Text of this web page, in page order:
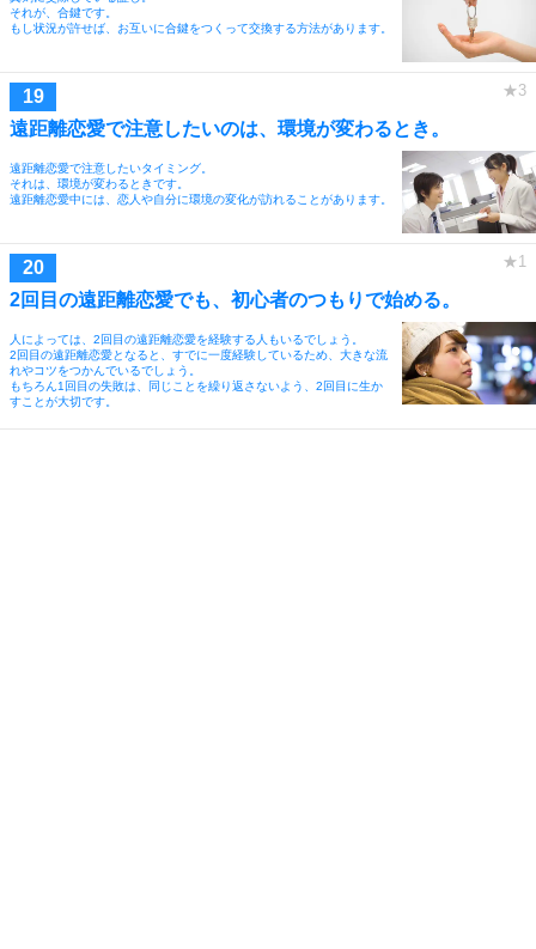
それが、合鍵です。
もし状況が許せば、お互いに合鍵をつくって交換する方法があります。
遠距離恋愛で注意したいのは、環境が変わるとき。
遠距離恋愛で注意したいタイミング。
それは、環境が変わるときです。
遠距離恋愛中には、恋人や自分に環境の変化が訪れることがあります。
2回目の遠距離恋愛でも、初心者のつもりで始める。
人によっては、2回目の遠距離恋愛を経験する人もいるでしょう。
2回目の遠距離恋愛となると、すでに一度経験しているため、大きな流
れやコツをつかんでいるでしょう。
もちろん1回目の失敗は、同じことを繰り返さないよう、2回目に生か
すことが大切です。